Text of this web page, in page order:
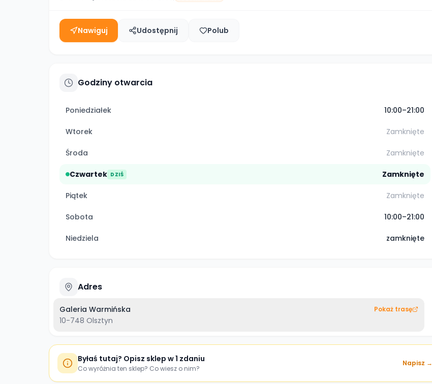
Nawiguj Udostępnij Polub
Godziny otwarcia
Poniedziałek 10:00–21:00
Wtorek Zamknięte
Środa Zamknięte
Czwartek DZIŚ Zamknięte
Piątek Zamknięte
Sobota 10:00–21:00
Niedziela zamknięte
Adres
Galeria Warmińska
10-748 Olsztyn
Pokaż trasę
Byłaś tutaj? Opisz sklep w 1 zdaniu
Co wyróżnia ten sklep? Co wiesz o nim?
Napisz →